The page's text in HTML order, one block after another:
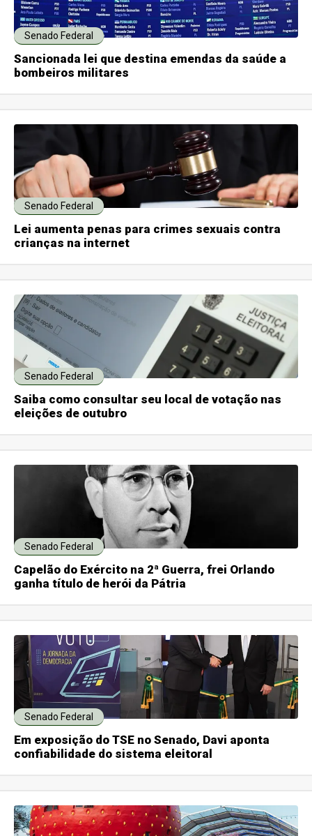
Senado Federal
Sancionada lei que destina emendas da saúde a
bombeiros militares
Senado Federal
Lei aumenta penas para crimes sexuais contra
crianças na internet
Senado Federal
Saiba como consultar seu local de votação nas
eleições de outubro
Senado Federal
Capelão do Exército na 2ª Guerra, frei Orlando
ganha título de herói da Pátria
Senado Federal
Em exposição do TSE no Senado, Davi aponta
confiabilidade do sistema eleitoral